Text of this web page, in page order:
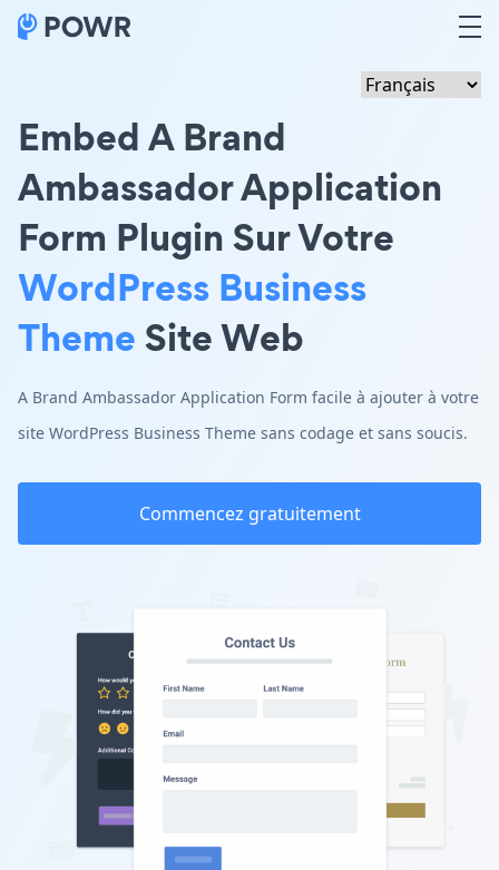
Embed A Brand
Ambassador Application
Form Plugin Sur Votre
WordPress Business
ThemeSite Web
A Brand Ambassador Application Form facile à ajouter à votre
site WordPress Business Theme sans codage et sans soucis.
Commencez gratuitement